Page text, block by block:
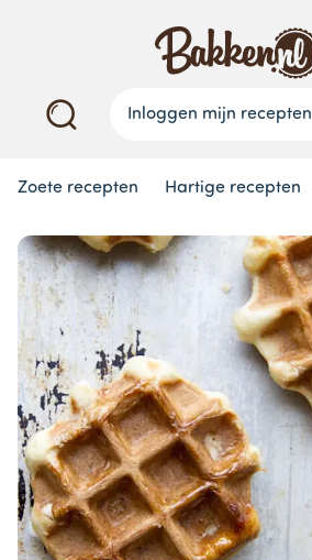
Inloggen mijn recepten
Zoete recepten Hartige recepten